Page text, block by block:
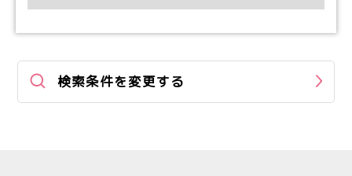
検索条件を変更する